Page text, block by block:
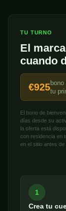
TU TURNO
El
cuando
€925tu
El bono de
días desde su
la oferta está
con residencia en
en el sitio antes de
1
Crea tu